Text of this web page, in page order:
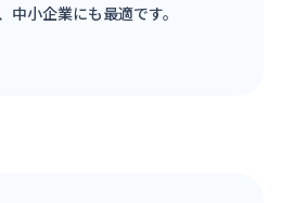
小企業にも最適です。